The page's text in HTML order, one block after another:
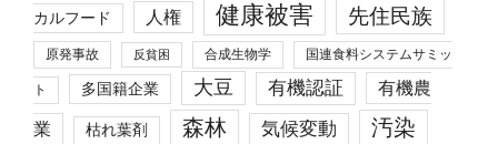
カルフード 人権 健康被害 先住民族
原発事故 反貧困 合成生物学 国連食料システムサミッ
ト 多国籍企業 大豆 有機認証 有機農
業 枯れ葉剤 森林 気候変動 汚染